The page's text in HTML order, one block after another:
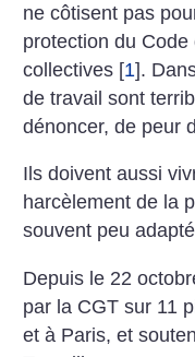
ne côtisent pas
protection du
collectives [1].
de travail sont
dénoncer, de peur
Ils doivent aussi
harcèlement de la
souvent peu
Depuis le 22
par la CGT sur 11
et à Paris, et